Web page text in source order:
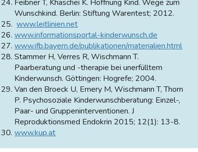
Feibner T, Khaschei K. Hoffnung Kind. Wege zum
Wunschkind. Berlin: Stiftung Warentest; 2012.
www.leitlinien.net
www.informationsportal-kinderwunsch.de
www.ifb.bayern.de/publikationen/materialien.html
Stammer H, Verres R, Wischmann T.
Paarberatung und -therapie bei unerfülltem
Kinderwunsch. Göttingen: Hogrefe; 2004.
Van den Broeck U, Emery M, Wischmann T, Thorn
P. Psychosoziale Kinderwunschberatung: Einzel-,
Paar- und Gruppeninterventionen. J
Reproduktionsmed Endokrin 2015; 12(1): 13-8.
www.kup.at